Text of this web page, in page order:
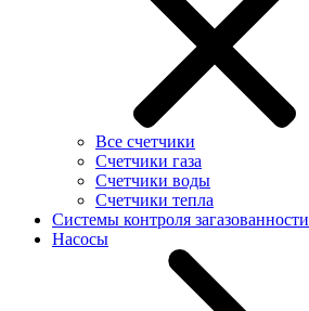
Все счетчики
Счетчики газа
Счетчики воды
Счетчики тепла
Системы контроля загазованности
Насосы